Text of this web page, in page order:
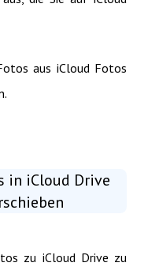
aus iCloud Fotos
in iCloud Drive
zu iCloud Drive zu